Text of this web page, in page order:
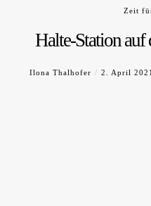
Zeit
Halte-Station auf
Ilona Thalhofer 2. April